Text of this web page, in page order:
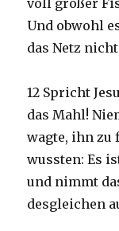
voll großer
Und obwohl
das Netz
12 Spricht
das Mahl!
wagte, ihn zu
wussten: Es
und nimmt
desgleichen